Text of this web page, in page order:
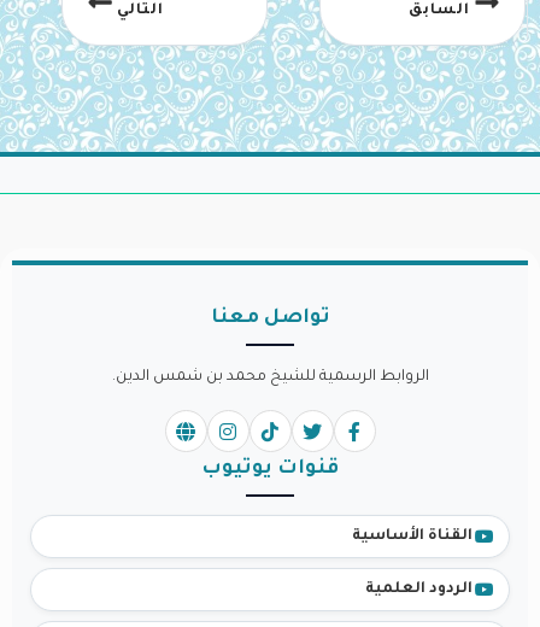
السابق التالي
تواصل معنا
الروابط الرسمية للشيخ محمد بن شمس الدين.
قنوات يوتيوب
القناة الأساسية
الردود العلمية